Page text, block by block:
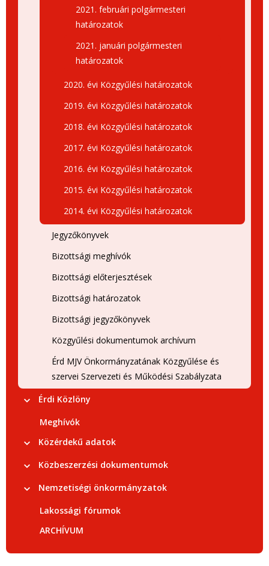
2021. februári polgármesteri
határozatok
2021. januári polgármesteri
határozatok
2020. évi Közgyűlési határozatok
2019. évi Közgyűlési határozatok
2018. évi Közgyűlési határozatok
2017. évi Közgyűlési határozatok
2016. évi Közgyűlési határozatok
2015. évi Közgyűlési határozatok
2014. évi Közgyűlési határozatok
Jegyzőkönyvek
Bizottsági meghívók
Bizottsági előterjesztések
Bizottsági határozatok
Bizottsági jegyzőkönyvek
Közgyűlési dokumentumok archívum
Érd MJV Önkormányzatának Közgyűlése és
szervei Szervezeti és Működési Szabályzata
Érdi Közlöny
Meghívók
Közérdekű adatok
Közbeszerzési dokumentumok
Nemzetiségi önkormányzatok
Lakossági fórumok
ARCHÍVUM